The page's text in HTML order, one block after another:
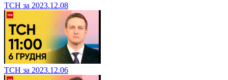
ТСН за 2023.12.08
ТСН за 2023.12.06